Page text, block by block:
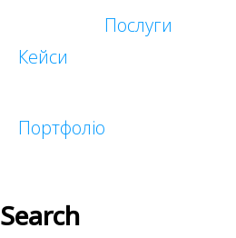
Кейси
Послуги
Портфоліо
Малий бізнес
Search